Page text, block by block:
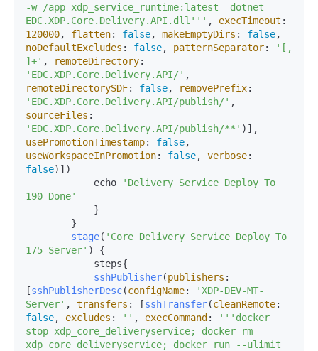
-w /app xdp_service_runtime:latest  dotnet
EDC.XDP.Core.Delivery.API.dll' '' , execTimeout
120000, flatten: false, makeEmptyDirs : false
noDefaultExcludes : false, patternSeparator:
'[,
]+' , remoteDirectory
'EDC.XDP.Core.Delivery.API/'
remoteDirectorySDF: false, removePrefix
'EDC.XDP.Core.Delivery.API/publish/'
sourceFiles
'EDC.XDP.Core.Delivery.API/publish/**'
usePromotionTimestamp: false
useWorkspaceInPromotion: false, verbose
false)])
            echo
'Delivery Service Deploy To
190 Done'
stage( 'Core Delivery Service Deploy To
175 Server' ) {
sshPublisher(publishers :
[sshPublisherDesc(configName:
'XDP-DEV-MT-
Server' , transfers : [sshTransfer(cleanRemote
false, excludes : '' , execCommand : '' 'docker
stop xdp_core_deliveryservice; docker rm
xdp_core_deliveryservice; docker run --ulimit